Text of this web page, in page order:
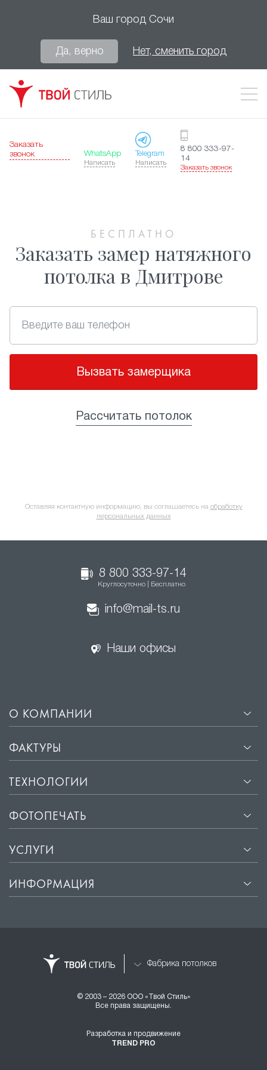
Ваш город Сочи
Да, верно Нет, сменить город
Заказать
звонок
WhatsApp
Написать
Telegram
Написать
8 800 333-97-
14
Заказать звонок
БЕСПЛАТНО
Заказать замер натяжного
потолка в Дмитрове
Вызвать замерщика
Рассчитать потолок
Оставляя контактную информацию, вы соглашаетесь на обработку
персональных данных
8 800 333-97-14
Круглосуточно | Бесплатно
info@mail-ts.ru
Наши офисы
О КОМПАНИИ
ФАКТУРЫ
ТЕХНОЛОГИИ
ФОТОПЕЧАТЬ
УСЛУГИ
ИНФОРМАЦИЯ
Фабрика потолков
© 2003 – 2026 ООО «Твой Стиль»
Все права защищены.
Разработка и продвижение
TREND PRO